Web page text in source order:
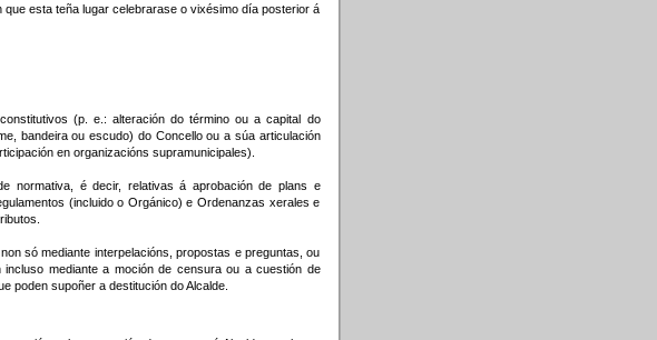
esta teña lugar celebrarase o vixésimo día posterior á
(p. e.: alteración do término ou a capital do
bandeira ou escudo) do Concello ou a súa articulación
en organizacións supramunicipales).
normativa, é decir, relativas á aprobación de plans e
(incluido o Orgánico) e Ordenanzas xerales e
só mediante interpelacións, propostas e preguntas, ou
mediante a moción de censura ou a cuestión de
poden supoñer a destitución do Alcalde.